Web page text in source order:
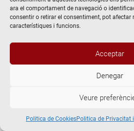
ara el comportament de navegació o
consentir o retirar el consentiment, pot
característiques i funcions.
Acceptar
Denegar
Veure
Politica de CookiesPolitica de Privacitat
@2026 Escola de teatre El Timbal.
Avís Legal
Politica de